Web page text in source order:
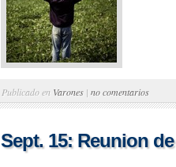
Publicado en Varones | no comentarios
Sept. 15: Reunion